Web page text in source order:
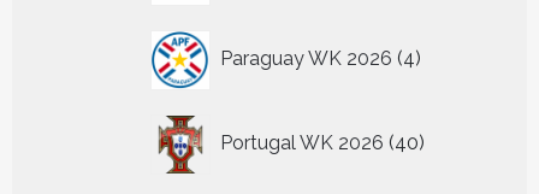
Paraguay WK 2026 4
producten
Portugal WK 2026 40
producten